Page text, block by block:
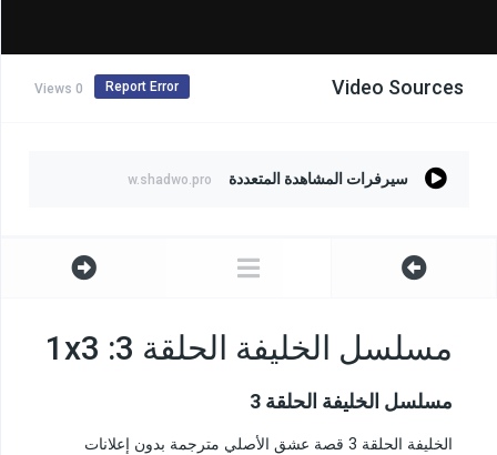
Video Sources
0 Views Report Error
سيرفرات المشاهدة المتعددة w.shadwo.pro
مسلسل الخليفة الحلقة 3: 1x3
مسلسل الخليفة الحلقة 3
الخليفة الحلقة 3 قصة عشق الأصلي مترجمة بدون إعلانات